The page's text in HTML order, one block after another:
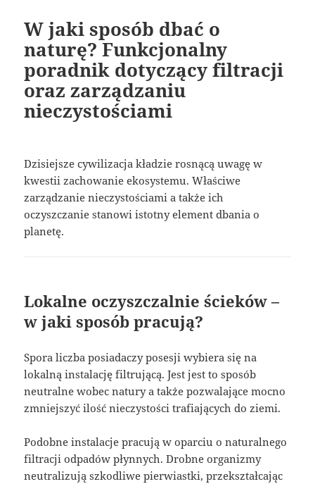
W jaki sposób dbać o
naturę? Funkcjonalny
poradnik dotyczący filtracji
oraz zarządzaniu
nieczystościami
Dzisiejsze cywilizacja kładzie rosnącą uwagę w
kwestii zachowanie ekosystemu. Właściwe
zarządzanie nieczystościami a także ich
oczyszczanie stanowi istotny element dbania o
planetę.
Lokalne oczyszczalnie ścieków –
w jaki sposób pracują?
Spora liczba posiadaczy posesji wybiera się na
lokalną instalację filtrującą. Jest jest to sposób
neutralne wobec natury a także pozwalające mocno
zmniejszyć ilość nieczystości trafiających do ziemi.
Podobne instalacje pracują w oparciu o naturalnego
filtracji odpadów płynnych. Drobne organizmy
neutralizują szkodliwe pierwiastki, przekształcając